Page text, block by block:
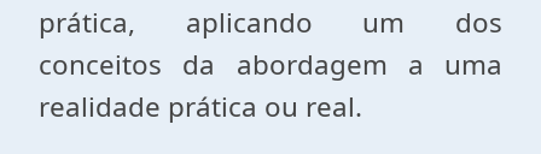
prática, aplicando um dos
conceitos da abordagem a uma
realidade prática ou real.